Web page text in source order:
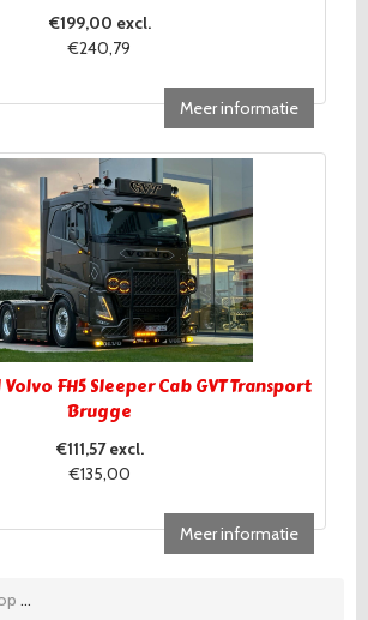
€199,00 excl.
€240,79
Meer informatie
FH5 Sleeper Cab GVT Transport
Brugge
€111,57 excl.
€135,00
Meer informatie